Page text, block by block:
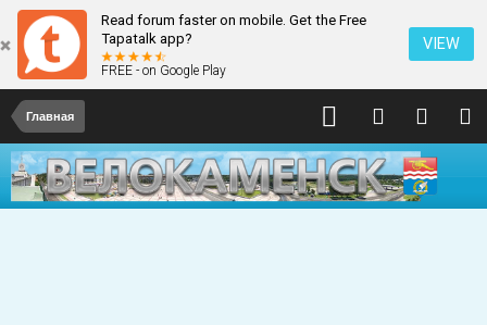
Read forum faster on mobile. Get the Free
Tapatalk app?
FREE - on Google Play
VIEW
Главная